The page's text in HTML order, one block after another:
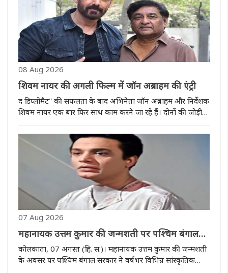
08 Aug 2026
शिवम नायर की अगली फिल्म में जॉन अब्राहम की एंट्री
द डिप्लोमैट'' की सफलता के बाद अभिनेता जॉन अब्राहम और निर्देशक
शिवम नायर एक बार फिर साथ काम करने जा रहे हैं। दोनों की जोड़ी
जबरदस्त एक्शन और रोमांच देखने को मिलेगा। हालांकि, प्रोजेक्ट..
07 Aug 2026
महानायक उत्तम कुमार की जन्मशती पर पश्चिम बंगाल
सरकार बनाएगी वार्षिक का समारोह, उच्चस्तरीय
सलाहकार समिति गठित
कोलकाता, 07 अगस्त (हि. स.)। महानायक उत्तम कुमार की जन्मशती
के अवसर पर पश्चिम बंगाल सरकार ने वर्षभर विभिन्न सांस्कृतिक